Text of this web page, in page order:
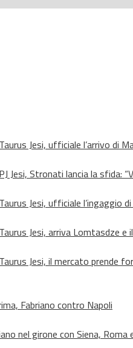
Jesi, ufficiale l’arrivo di
Jesi, Stronati lancia la sfida:
Jesi, ufficiale l’ingaggio
Jesi, arriva Lomtasdze
Jesi, il mercato prende
Fabriano contro Napoli
nel girone con Siena, Roma